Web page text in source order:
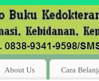
About Us Cara